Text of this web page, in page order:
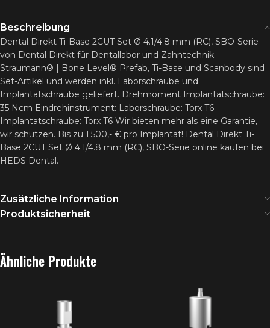
Beschreibung
Dental Direkt Ti-Base 2CUT Set Ø 4.1/4.8 mm (RC), SBO-Serie
von Dental Direkt für Dentallabor und Zahntechnik.
Straumann® | Bone Level® Prefab, Ti-Base und Scanbody sind
Set-Artikel und werden inkl. Laborschraube und
Implantatschraube geliefert. Drehmoment Implantatschraube:
35 Ncm Eindrehinstrument: Laborschraube: Torx T6 –
Implantatschraube: Torx T6 Wir bieten mehr als eine Garantie,
wir schützen. Bis zu 1.500,- € pro Implantat! Dental Direkt Ti-
Base 2CUT Set Ø 4.1/4.8 mm (RC), SBO-Serie online kaufen bei
HEDS Dental.
Zusätzliche Information
Produktsicherheit
Ähnliche Produkte